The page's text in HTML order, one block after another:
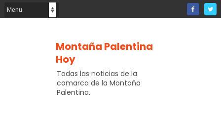
Montaña Palentina
Hoy
Todas las noticias de la
comarca de la Montaña
Palentina.